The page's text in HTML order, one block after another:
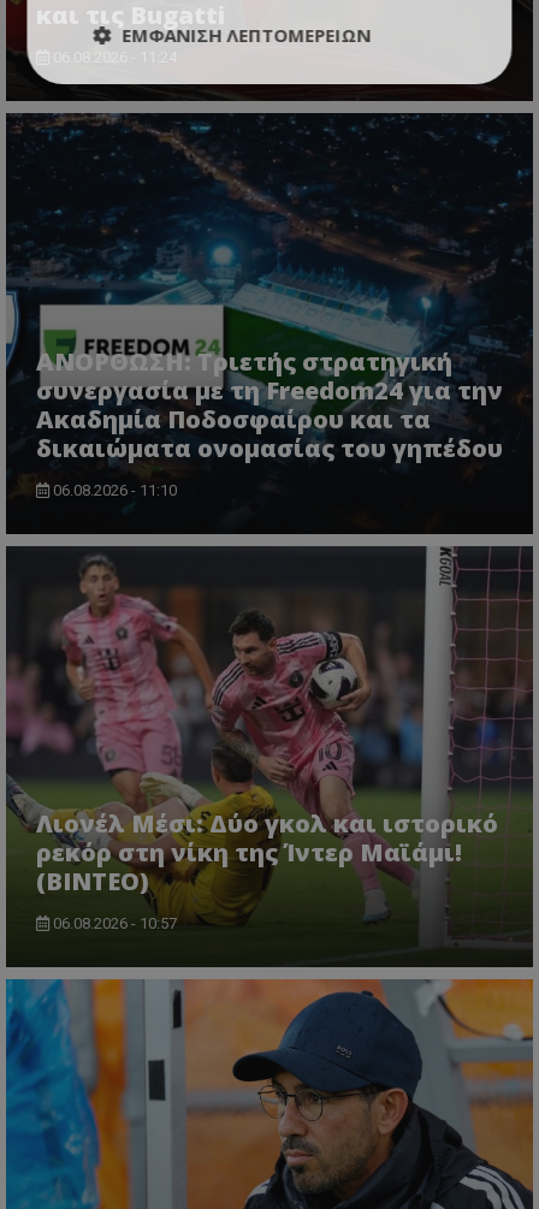
και τις Bugatti
ΑΝΟΡΘΩΣΗ: Τριετής στρατηγική
συνεργασία με τη Freedom24 για την
Ακαδημία Ποδοσφαίρου και τα
δικαιώματα ονομασίας του γηπέδου
06.08.2026 - 11:10
Λιονέλ Μέσι: Δύο γκολ και ιστορικό
ρεκόρ στη νίκη της Ίντερ Μαϊάμι!
(ΒΙΝΤΕΟ)
06.08.2026 - 10:57
ΕΜΦΆΝΙΣΗ ΛΕΠΤΟΜΕΡΕΙΏΝ